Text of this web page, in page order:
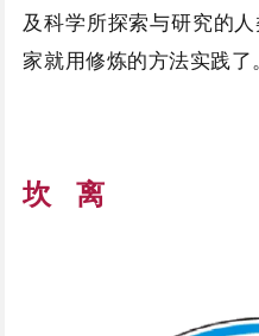
及科学所探索与研究的
家就用修炼的方法实践了。
坎 离